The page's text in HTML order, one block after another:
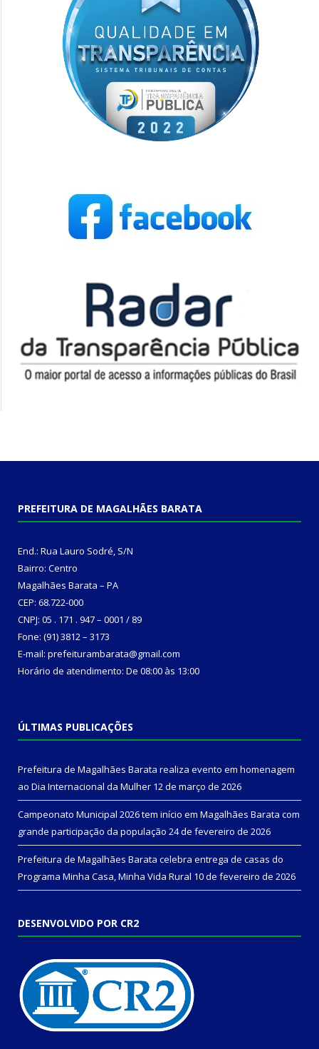
PREFEITURA DE MAGALHÃES BARATA
End.: Rua Lauro Sodré, S/N
Bairro: Centro
Magalhães Barata – PA
CEP: 68.722-000
CNPJ: 05 . 171 . 947 – 0001 / 89
Fone: (91) 3812 – 3173
E-mail: prefeiturambarata@gmail.com
Horário de atendimento: De 08:00 às 13:00
ÚLTIMAS PUBLICAÇÕES
Prefeitura de Magalhães Barata realiza evento em homenagem
ao Dia Internacional da Mulher 12 de março de 2026
Campeonato Municipal 2026 tem início em Magalhães Barata com
grande participação da população 24 de fevereiro de 2026
Prefeitura de Magalhães Barata celebra entrega de casas do
Programa Minha Casa, Minha Vida Rural 10 de fevereiro de 2026
DESENVOLVIDO POR CR2